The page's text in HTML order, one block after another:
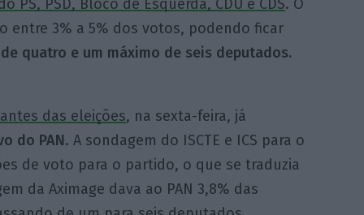
PS, PSD, Bloco de Esquerda, CDU e CDS. O
entre 3% a 5% dos votos, podendo ficar
quatro e um máximo de seis deputados.
das eleições, na sexta-feira, já
do PAN. A sondagem do ISCTE e ICS para o
de voto para o partido, o que se traduzia
da Aximage dava ao PAN 3,8% das